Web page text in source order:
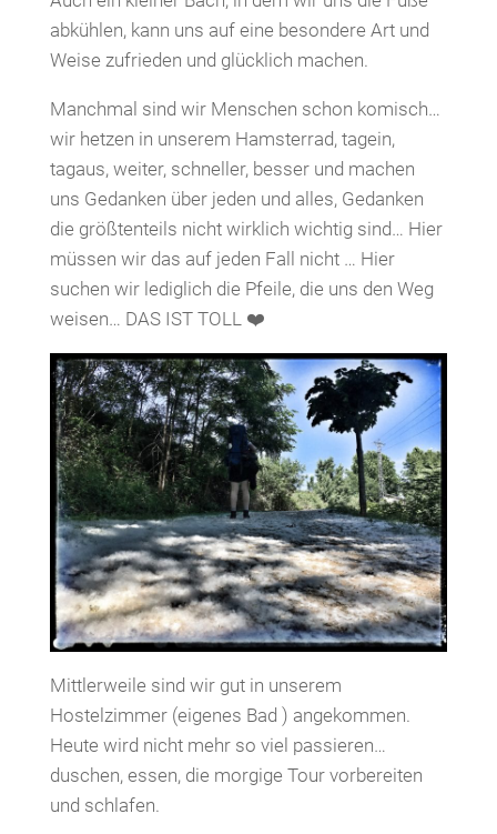
abkühlen, kann uns auf eine besondere Art und
Weise zufrieden und glücklich machen.
Manchmal sind wir Menschen schon komisch…
wir hetzen in unserem Hamsterrad, tagein,
tagaus, weiter, schneller, besser und machen
uns Gedanken über jeden und alles, Gedanken
die größtenteils nicht wirklich wichtig sind… Hier
müssen wir das auf jeden Fall nicht … Hier
suchen wir lediglich die Pfeile, die uns den Weg
weisen… DAS IST TOLL ❤️
Mittlerweile sind wir gut in unserem
Hostelzimmer (eigenes Bad ) angekommen.
Heute wird nicht mehr so viel passieren…
duschen, essen, die morgige Tour vorbereiten
und schlafen.